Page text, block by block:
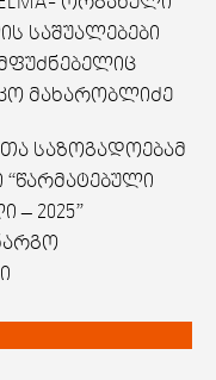
საშუალებები
მახარობლიძე
საზოგადოებამ
“წარმატებული
– 2025”